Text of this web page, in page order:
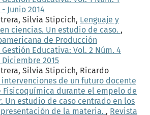
Junio 2014
Silvia Stipcich, Lenguaje y
ciencias. Un estudio de caso. ,
de Producción
Educativa: Vol. 2 Núm. 4
Diciembre 2015
Silvia Stipcich, Ricardo
intervenciones de un futuro docente
Fisicoquímica durante el empelo de
Un estudio de caso centrado en los
de la materia. , Revista